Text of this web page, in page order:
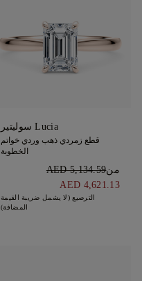
Lucia سوليتير
قطع زمردي ذهب وردي خواتم
الخطوبة
منAED 5,134.59
AED 4,621.13
الترصيع (لا يشمل ضريبة القيمة
المضافة)